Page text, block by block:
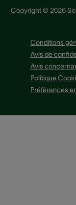
Copyright © 2026
Conditions
Avis de
Avis
Politique
Préférences